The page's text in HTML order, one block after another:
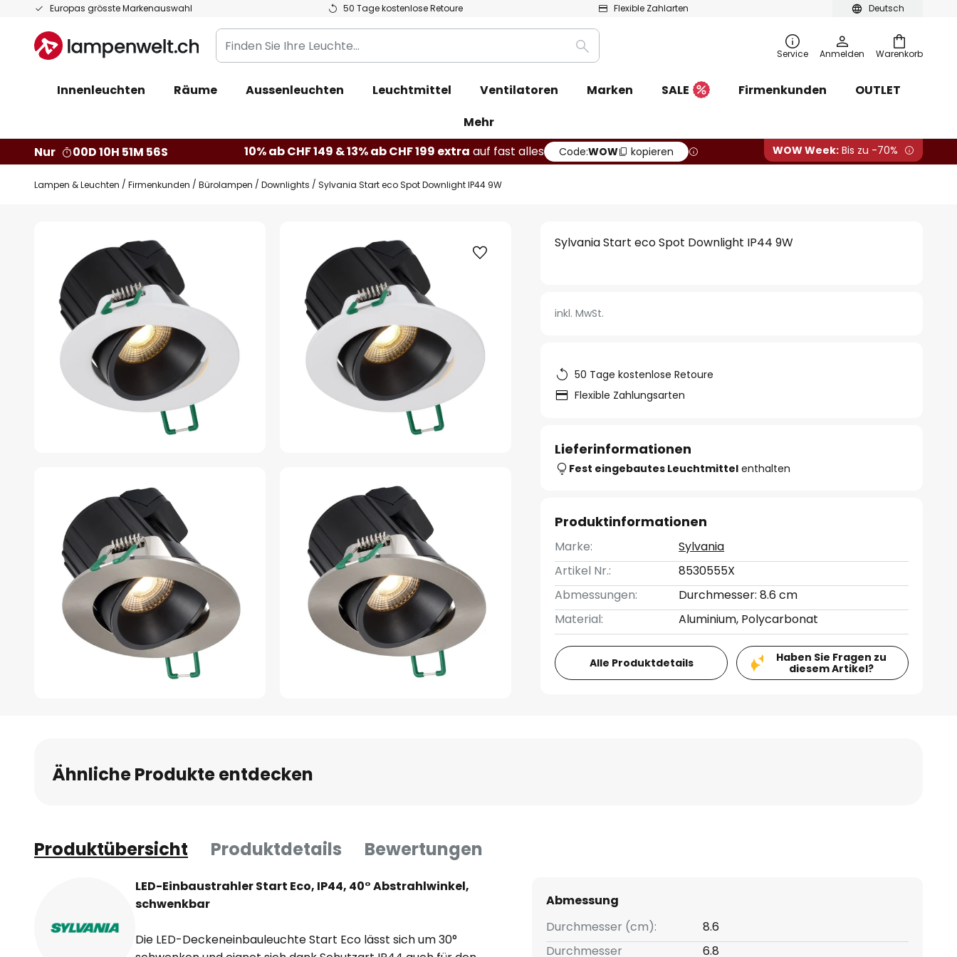
Deutsch
Europas grösste Markenauswahl 50 Tage kostenlose Retoure Flexible Zahlarten
Zum
springen
Warenkorb
Finden
Sie
Leuchte...
Suche Service Anmelden
Innenleuchten Räume Aussenleuchten Leuchtmittel Ventilatoren Marken SALE Firmenkunden
OUTLET
Mehr
Nur
00D 10H 51M 56S 10% ab CHF 149 & 13% ab CHF 199 extra auf fast alles Code:WOW kopieren WOW Week: Bis zu -70%
Lampen & Leuchten Firmenkunden Bürolampen Downlights Sylvania Start eco Spot Downlight IP44 9W
Bildgalerie
springen
Bildgalerie
springen
Sylvania Start eco Spot Downlight IP44 9W
inkl. MwSt.
50 Tage kostenlose Retoure
Flexible Zahlungsarten
Lieferinformationen
Fest eingebautes Leuchtmittel enthalten
Produktinformationen
Marke:
Sylvania
Artikel Nr.:
8530555X
Abmessungen:
Durchmesser: 8.6 cm
Material:
Aluminium, Polycarbonat
Alle Produktdetails
Haben Sie Fragen zu
diesem Artikel?
Ähnliche Produkte entdecken
Produktübersicht Produktdetails Bewertungen
LED-Einbaustrahler Start Eco, IP44, 40° Abstrahlwinkel,
schwenkbar
Die LED-Deckeneinbauleuchte Start Eco lässt sich um 30°
Abmessung
Durchmesser (cm):
8.6
Durchmesser
6.8